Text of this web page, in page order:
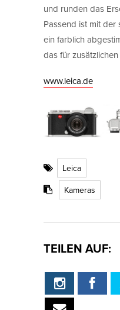
und runden das
Passend ist mit der
ein farblich
das für
www.leica.de
Leica
Kameras
TEILEN AUF: